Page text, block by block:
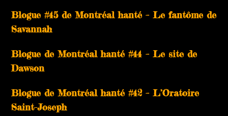
Blogue #45 de Montréal hanté – Le fantôme de
Savannah
Blogue de Montréal hanté #44 – Le site de
Dawson
Blogue de Montréal hanté #42 – L’Oratoire
Saint-Joseph